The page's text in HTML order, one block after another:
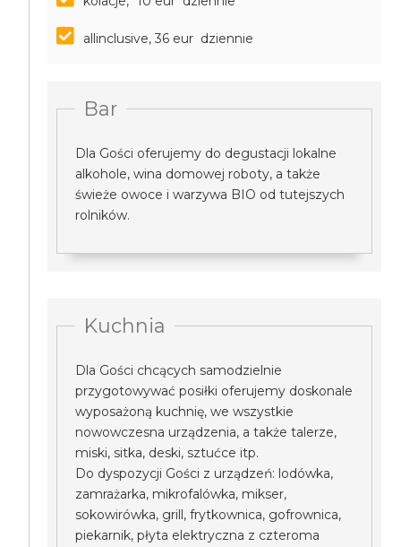
allinclusive, 36 eur dziennie
Bar
Dla Gości oferujemy do degustacji lokalne
alkohole, wina domowej roboty, a także
świeże owoce i warzywa BIO od tutejszych
rolników.
Kuchnia
Dla Gości chcących samodzielnie
przygotowywać posiłki oferujemy doskonale
wyposażoną kuchnię, we wszystkie
nowowczesna urządzenia, a także talerze,
miski, sitka, deski, sztućce itp.
Do dyspozycji Gości z urządzeń: lodówka,
zamrażarka, mikrofalówka, mikser,
sokowirówka, grill, frytkownica, gofrownica,
piekarnik, płyta elektryczna z czteroma